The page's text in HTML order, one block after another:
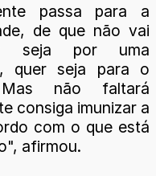
passa para a
de que não vai
seja por uma
quer seja para o
não faltará
consiga imunizar a
com o que está
afirmou.